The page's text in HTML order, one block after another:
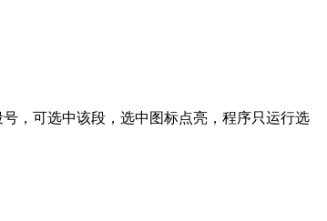
，可选中该段，选中图标点亮，程序只运行选